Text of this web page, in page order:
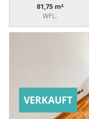
81,75 m²
WFL.
VERKAUFT